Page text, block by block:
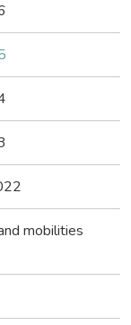
mobilities